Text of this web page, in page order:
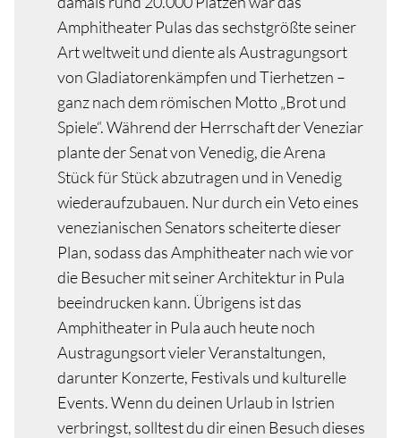
Amphitheater Pulas das sechstgrößte seiner
Art weltweit und diente als Austragungsort
von Gladiatorenkämpfen und Tierhetzen –
ganz nach dem römischen Motto „Brot und
Spiele“. Während der Herrschaft der Veneziar
plante der Senat von Venedig, die Arena
Stück für Stück abzutragen und in Venedig
wiederaufzubauen. Nur durch ein Veto eines
venezianischen Senators scheiterte dieser
Plan, sodass das Amphitheater nach wie vor
die Besucher mit seiner Architektur in Pula
beeindrucken kann. Übrigens ist das
Amphitheater in Pula auch heute noch
Austragungsort vieler Veranstaltungen,
darunter Konzerte, Festivals und kulturelle
Events. Wenn du deinen Urlaub in Istrien
verbringst, solltest du dir einen Besuch dieses